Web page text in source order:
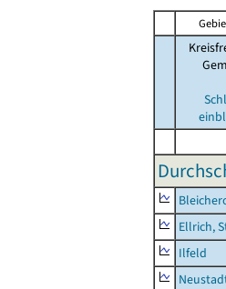
Ellrich,
Ilfeld